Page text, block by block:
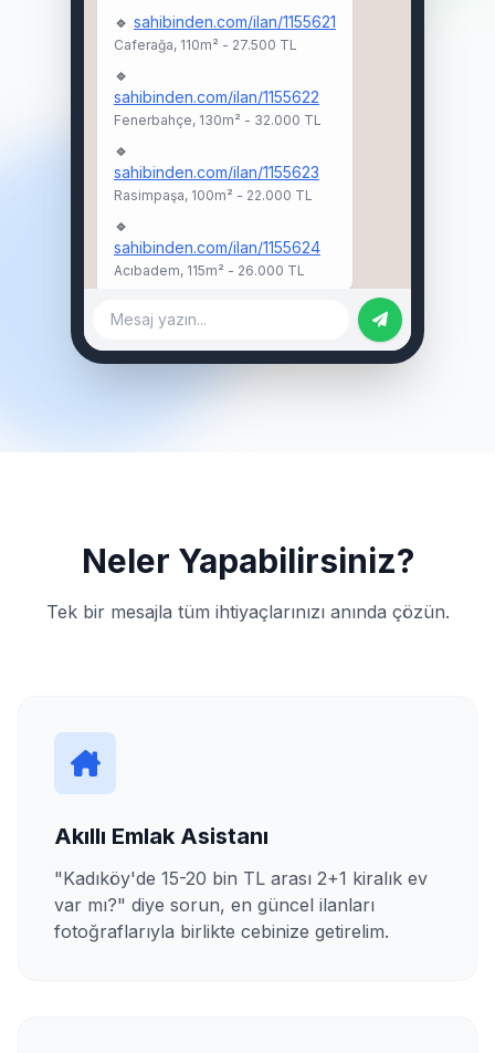
🔹 sahibinden.com/ilan/1155621
Caferağa, 110m² - 27.500 TL
🔹
sahibinden.com/ilan/1155622
Fenerbahçe, 130m² - 32.000 TL
🔹
sahibinden.com/ilan/1155623
Rasimpaşa, 100m² - 22.000 TL
🔹
sahibinden.com/ilan/1155624
Acıbadem, 115m² - 26.000 TL
Mesaj yazın...
Neler Yapabilirsiniz?
Tek bir mesajla tüm ihtiyaçlarınızı anında çözün.
Akıllı Emlak Asistanı
"Kadıköy'de 15-20 bin TL arası 2+1 kiralık ev
var mı?" diye sorun, en güncel ilanları
fotoğraflarıyla birlikte cebinize getirelim.